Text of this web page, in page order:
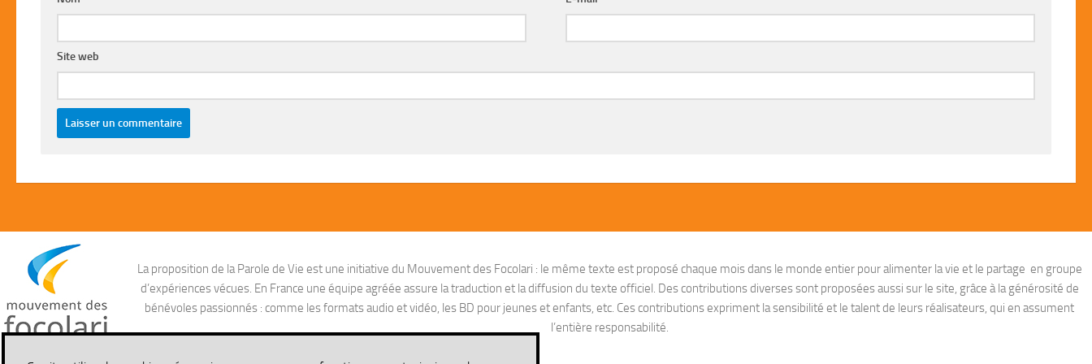
Site web
La proposition de la Parole de Vie est une initiative du Mouvement des Focolari : le même texte est proposé chaque mois dans le monde entier pour alimenter la vie et le partage en groupe
d’expériences vécues. En France une équipe agréée assure la traduction et la diffusion du texte officiel. Des contributions diverses sont proposées aussi sur le site, grâce à la générosité de
bénévoles passionnés : comme les formats audio et vidéo, les BD pour jeunes et enfants, etc. Ces contributions expriment la sensibilité et le talent de leurs réalisateurs, qui en assument
l’entière responsabilité.